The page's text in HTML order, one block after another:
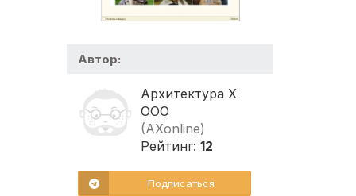
Автор:
Архитектура Х
ООО
(AXonline)
Рейтинг: 12
Подписаться